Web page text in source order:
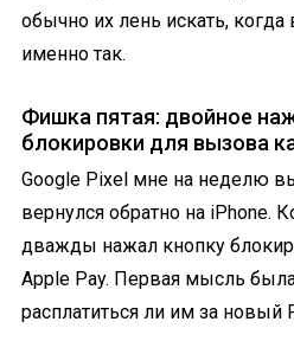
обычно их лень искать, когда
именно так.
Фишка пятая: двойное
блокировки для вызова
Google Pixel мне на неделю
вернулся обратно на iPhone.
дважды нажал кнопку
Apple Pay. Первая мысль
расплатиться ли им за новый